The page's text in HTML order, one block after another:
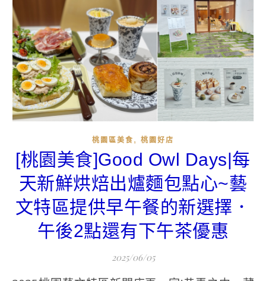
桃園區美食 , 桃園好店
[桃園美食]Good Owl Days|每
天新鮮烘焙出爐麵包點心~藝
文特區提供早午餐的新選擇．
午後2點還有下午茶優惠
2025/06/05